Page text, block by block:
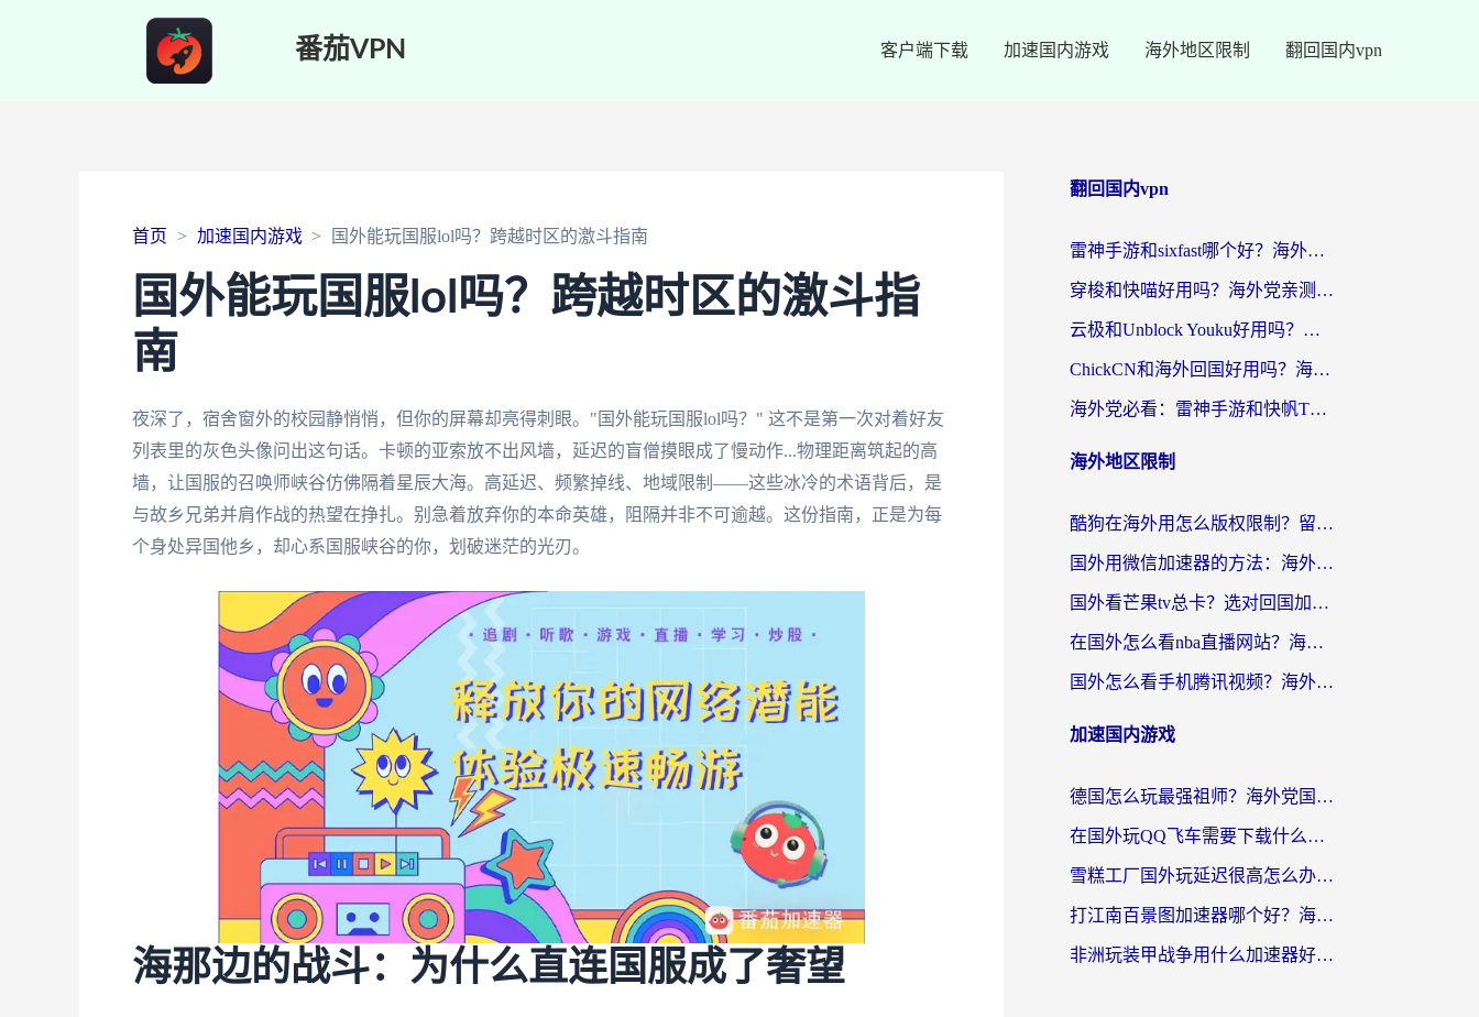
番茄VPN 客户端下载 加速国内游戏 海外地区限制 翻回国内vpn
首页 加速国内游戏 国外能玩国服lol吗？跨越时区的激斗指南
国外能玩国服lol吗？跨越时区的激斗指
南
夜深了，宿舍窗外的校园静悄悄，但你的屏幕却亮得刺眼。"国外能玩国服lol吗？" 这不是第一次对着好友
列表里的灰色头像问出这句话。卡顿的亚索放不出风墙，延迟的盲僧摸眼成了慢动作...物理距离筑起的高
墙，让国服的召唤师峡谷仿佛隔着星辰大海。高延迟、频繁掉线、地域限制——这些冰冷的术语背后，是
与故乡兄弟并肩作战的热望在挣扎。别急着放弃你的本命英雄，阻隔并非不可逾越。这份指南，正是为每
个身处异国他乡，却心系国服峡谷的你，划破迷茫的光刃。
海那边的战斗：为什么直连国服成了奢望
翻回国内vpn
雷神手游和sixfast哪个好？海外党亲测3款回国加速器，教你选对不踩坑
穿梭和快喵好用吗？海外党亲测：小众加速器对比+番茄加速器深度体验
云极和Unblock Youku好用吗？海外党亲测+2026回国加速器避坑指南
ChickCN和海外回国好用吗？海外党2026亲测：从手游到影音，选对加速器的3个关键
海外党必看：雷神手游和快帆TV版好用吗？3步选对回国加速器不踩坑
海外地区限制
酷狗在海外用怎么版权限制？留学生亲测：3步解决听国内音乐难题
国外用微信加速器的方法：海外党无缝连接国内生活的实用指南
国外看芒果tv总卡？选对回国加速器，轻松追《浪姐》不费劲
在国外怎么看nba直播网站？海外党专属体育观赛指南，告别地区限制！
国外怎么看手机腾讯视频？海外党亲测有效的追剧加速器选择指南
加速国内游戏
德国怎么玩最强祖师？海外党国服游戏加速器选择全攻略（附宝可梦Online实测）
在国外玩QQ飞车需要下载什么加速器呢？海外党亲测有效的国服游戏加速指南
雪糕工厂国外玩延迟很高怎么办？海外玩家国服游戏加速终极攻略（附实测推荐）
打江南百景图加速器哪个好？海外党踩坑N次后，终于找到不卡的秘诀
非洲玩装甲战争用什么加速器好？海外党亲测有效的国服游戏加速方案